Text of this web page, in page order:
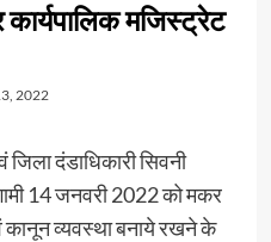
कार्यपालिक मजिस्ट्रेट
2022
दंडाधिकारी सिवनी
14 जनवरी 2022 को मकर
कानून व्यवस्था बनाये रखने के